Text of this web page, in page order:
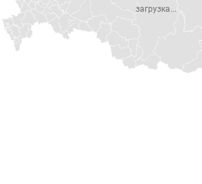
загрузка...